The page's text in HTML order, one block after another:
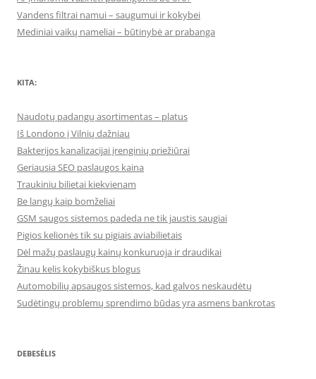
Vandens filtrai namui – saugumui ir kokybei
Mediniai vaikų nameliai – būtinybė ar prabanga
KITA:
Naudotų padangų asortimentas – platus
Iš Londono į Vilnių dažniau
Bakterijos kanalizacijai įrenginių priežiūrai
Geriausia SEO paslaugos kaina
Traukiniu bilietai kiekvienam
Be langų kaip bomželiai
GSM saugos sistemos padeda ne tik jaustis saugiai
Pigios kelionės tik su pigiais aviabilietais
Dėl mažų paslaugų kainų konkuruoja ir draudikai
Žinau kelis kokybiškus blogus
Automobilių apsaugos sistemos, kad galvos neskaudėtų
Sudėtingų problemų sprendimo būdas yra asmens bankrotas
DEBESĖLIS